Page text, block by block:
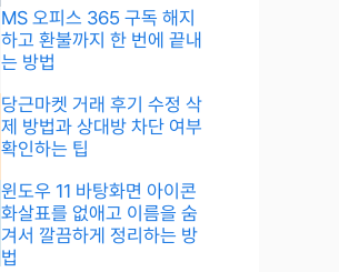
MS 오피스 365 구독 해지
하고 환불까지 한 번에 끝내
는 방법
당근마켓 거래 후기 수정 삭
제 방법과 상대방 차단 여부
확인하는 팁
윈도우 11 바탕화면 아이콘
화살표를 없애고 이름을 숨
겨서 깔끔하게 정리하는 방
법